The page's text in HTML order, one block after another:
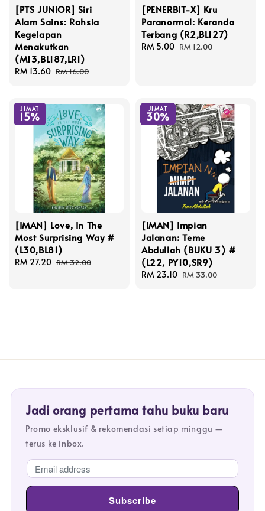
[PTS JUNIOR] Siri
Alam Sains: Rahsia
Kegelapan
Menakutkan
(M13,BL187,LR1)
Sale
RM 13.60 Regular
RM 16.00
[PENERBIT-X] Kru
Paranormal: Keranda
Terbang (R2,BL127)
Sale
RM 5.00 Regular
RM 12.00
JIMAT
15%
[IMAN] Love, In The
Most Surprising Way #
(L30,BL81)
Sale
RM 27.20 Regular
RM 32.00
JIMAT
30%
[IMAN] Impian
Jalanan: Teme
Abdullah (BUKU 3) #
(L22, PY10,SR9)
Sale
RM 23.10 Regular
RM 33.00
Jadi orang pertama tahu buku baru
Promo eksklusif & rekomendasi setiap minggu —
terus ke inbox.